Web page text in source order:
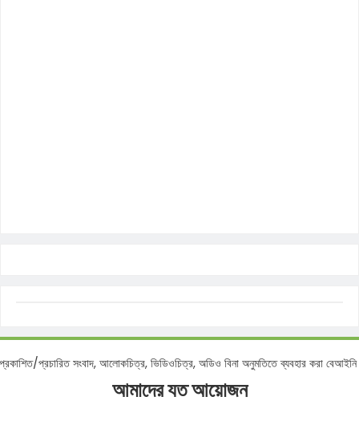
প্রচারিত সংবাদ, আলোকচিত্র, ভিডিওচিত্র, অডিও বিনা অনুমতিতে ব্যবহার করা বেআইনি -
আমাদের যত আয়োজন